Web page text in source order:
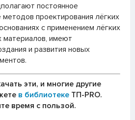
постоянное
проектирования лёгких
с применением лёгких
материалов, имеют
и развития новых
эти, и многие другие
в библиотеке ТП-PRO.
время с пользой.